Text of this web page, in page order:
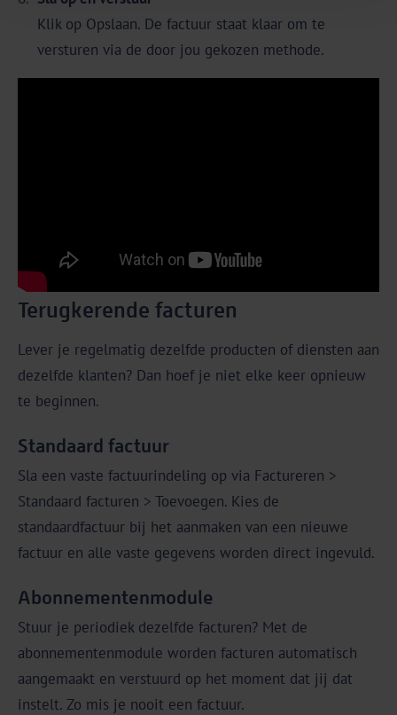
Klik op Opslaan. De factuur staat klaar om te
versturen via de door jou gekozen methode.
Terugkerende facturen
Lever je regelmatig dezelfde producten of diensten aan
dezelfde klanten? Dan hoef je niet elke keer opnieuw
te beginnen.
Standaard factuur
Sla een vaste factuurindeling op via Factureren >
Standaard facturen > Toevoegen. Kies de
standaardfactuur bij het aanmaken van een nieuwe
factuur en alle vaste gegevens worden direct ingevuld.
Abonnementenmodule
Stuur je periodiek dezelfde facturen? Met de
abonnementenmodule worden facturen automatisch
aangemaakt en verstuurd op het moment dat jij dat
instelt. Zo mis je nooit een factuur.